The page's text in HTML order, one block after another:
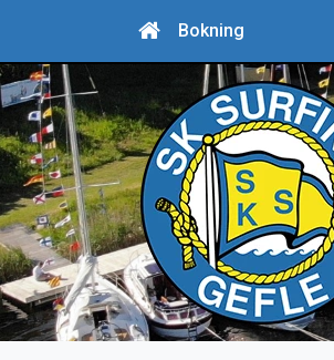
Bokning